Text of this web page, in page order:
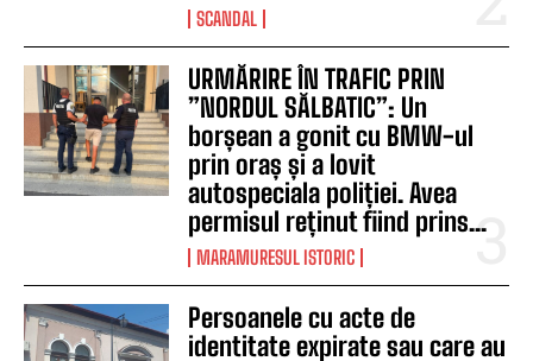
SCANDAL
URMĂRIRE ÎN TRAFIC PRIN
”NORDUL SĂLBATIC”: Un
borșean a gonit cu BMW-ul
prin oraș și a lovit
autospeciala poliției. Avea
permisul reținut fiind prins...
MARAMURESUL ISTORIC
Persoanele cu acte de
identitate expirate sau care au